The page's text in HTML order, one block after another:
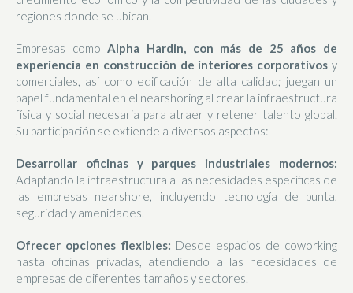
regiones donde se ubican.
Empresas como Alpha Hardin, con más de 25 años de
experiencia en construcción de interiores corporativos y
comerciales, así como edificación de alta calidad; juegan un
papel fundamental en el nearshoring al crear la infraestructura
física y social necesaria para atraer y retener talento global.
Su participación se extiende a diversos aspectos:
Desarrollar oficinas y parques industriales modernos:
Adaptando la infraestructura a las necesidades específicas de
las empresas nearshore, incluyendo tecnología de punta,
seguridad y amenidades.
Ofrecer opciones flexibles: Desde espacios de coworking
hasta oficinas privadas, atendiendo a las necesidades de
empresas de diferentes tamaños y sectores.